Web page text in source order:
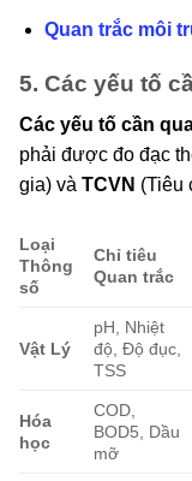
Quan trắc môi
5. Các yếu tố
Các yếu tố cần
phải được đo đạc
gia) và TCVN (Tiêu
Loại
Thông
số
Chỉ tiêu
Quan trắc
Vật Lý
pH, Nhiệt
độ, Độ đục,
TSS
Hóa
học
COD,
BOD5, Dầu
mỡ